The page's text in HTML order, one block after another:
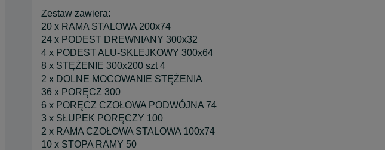
Zestaw zawiera:
20 x RAMA STALOWA 200x74
24 x PODEST DREWNIANY 300x32
4 x PODEST ALU-SKLEJKOWY 300x64
8 x STĘŻENIE 300x200 szt 4
2 x DOLNE MOCOWANIE STĘŻENIA
36 x PORĘCZ 300
6 x PORĘCZ CZOŁOWA PODWÓJNA 74
3 x SŁUPEK PORĘCZY 100
2 x RAMA CZOŁOWA STALOWA 100x74
10 x STOPA RAMY 50